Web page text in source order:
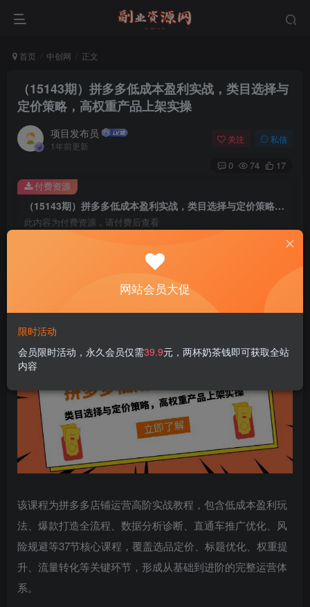
首页 中创网 正文
（15143期）拼多多低成本盈利实战，类目选择与
定价策略，高权重产品上架实操
项目发布员
1年前更新
关注 私信
0 74 17
（15143期）拼多多低成本盈利实战，类目选择与定价策略，高权重产品上架实操
此内容为付费资源，请付费后查看
￥4
付费资源
该课程为拼多多店铺运营高阶实战教程，包含低成本盈利玩
法、爆款打造全流程、数据分析诊断、直通车推广优化、风
险规避等37节核心课程，覆盖选品定价、标题优化、权重提
升、流量转化等关键环节，形成从基础到进阶的完整运营体
系。
网站会员大促
限时活动
会员限时活动，永久会员仅需39.9元，两杯奶茶钱即可获取全站
内容